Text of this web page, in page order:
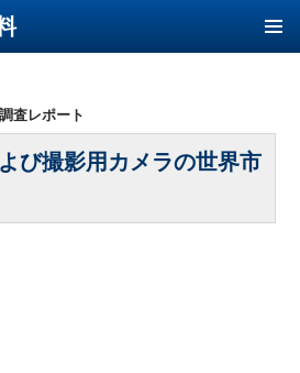
査レポート
び撮影用カメラの世界市